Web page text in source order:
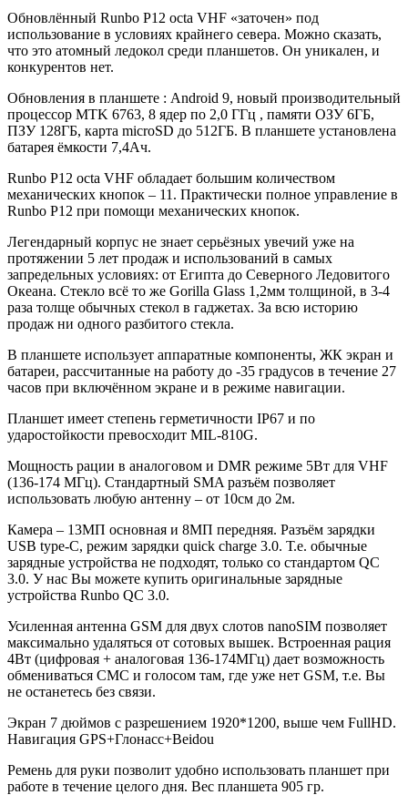
Обновлённый Runbo P12 octa VHF «заточен» под
использование в условиях крайнего севера. Можно сказать,
что это атомный ледокол среди планшетов. Он уникален, и
конкурентов нет.
Обновления в планшете : Android 9, новый производительный
процессор MTK 6763, 8 ядер по 2,0 ГГц , памяти ОЗУ 6ГБ,
ПЗУ 128ГБ, карта microSD до 512ГБ. В планшете установлена
батарея ёмкости 7,4Ач.
Runbo P12 octa VHF обладает большим количеством
механических кнопок – 11. Практически полное управление в
Runbo P12 при помощи механических кнопок.
Легендарный корпус не знает серьёзных увечий уже на
протяжении 5 лет продаж и использований в самых
запредельных условиях: от Египта до Северного Ледовитого
Океана. Стекло всё то же Gorilla Glass 1,2мм толщиной, в 3-4
раза толще обычных стекол в гаджетах. За всю историю
продаж ни одного разбитого стекла.
В планшете использует аппаратные компоненты, ЖК экран и
батареи, рассчитанные на работу до -35 градусов в течение 27
часов при включённом экране и в режиме навигации.
Планшет имеет степень герметичности IP67 и по
ударостойкости превосходит MIL-810G.
Мощность рации в аналоговом и DMR режиме 5Вт для VHF
(136-174 МГц). Стандартный SMA разъём позволяет
использовать любую антенну – от 10см до 2м.
Камера – 13МП основная и 8МП передняя. Разъём зарядки
USB type-C, режим зарядки quick charge 3.0. Т.е. обычные
зарядные устройства не подходят, только со стандартом QC
3.0. У нас Вы можете купить оригинальные зарядные
устройства Runbo QC 3.0.
Усиленная антенна GSM для двух слотов nanoSIM позволяет
максимально удаляться от сотовых вышек. Встроенная рация
4Вт (цифровая + аналоговая 136-174МГц) дает возможность
обмениваться СМС и голосом там, где уже нет GSM, т.е. Вы
не останетесь без связи.
Экран 7 дюймов с разрешением 1920*1200, выше чем FullHD.
Навигация GPS+Глонасс+Beidou
Ремень для руки позволит удобно использовать планшет при
работе в течение целого дня. Вес планшета 905 гр.